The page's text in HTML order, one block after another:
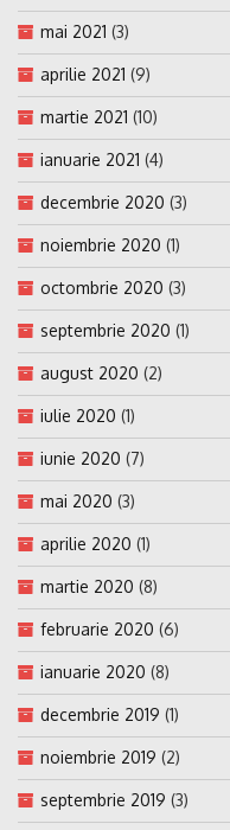
mai 2021 (3)
aprilie 2021 (9)
martie 2021 (10)
ianuarie 2021 (4)
decembrie 2020 (3)
noiembrie 2020 (1)
octombrie 2020 (3)
septembrie 2020 (1)
august 2020 (2)
iulie 2020 (1)
iunie 2020 (7)
mai 2020 (3)
aprilie 2020 (1)
martie 2020 (8)
februarie 2020 (6)
ianuarie 2020 (8)
decembrie 2019 (1)
noiembrie 2019 (2)
septembrie 2019 (3)